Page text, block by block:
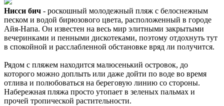
Нисси бич - роскошный молодежный пляж с белоснежным
песком и водой бирюзового цвета, расположенный в городе
Айя-Напа. Он известен на весь мир элитными закрытыми
вечеринками и пенными дискотеками, поэтому отдохнуть тут
в спокойной и расслабленной обстановке вряд ли получится.
Рядом с пляжем находится малюсенький островок, до
которого можно доплыть или даже дойти по воде во время
отлива и полюбоваться на береговую линию со стороны.
Набережная пляжа просто утопает в зеленых пальмах и
прочей тропической растительности.